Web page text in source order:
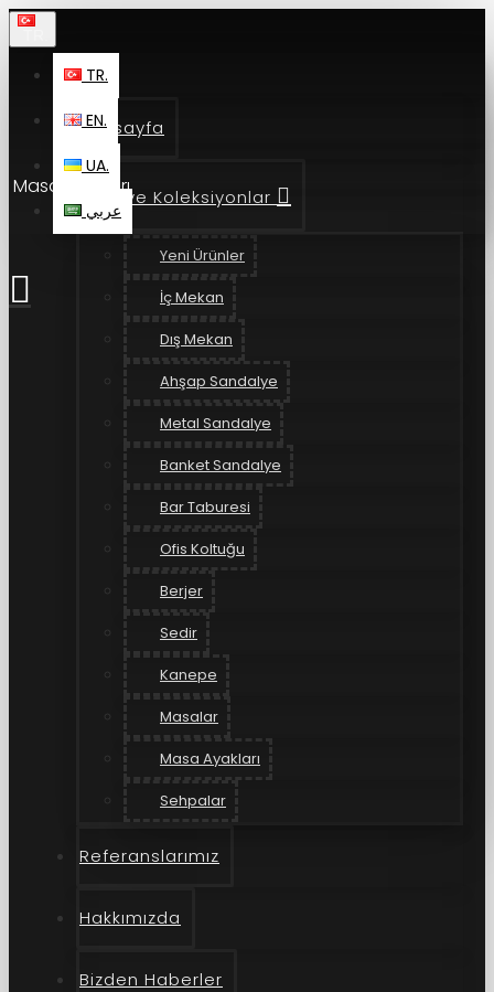
TR.
EN.
UA.
عربي
Anasayfa
Ürün ve Koleksiyonlar
Yeni Ürünler
İç Mekan
Dış Mekan
Ahşap Sandalye
Metal Sandalye
Banket Sandalye
Bar Taburesi
Ofis Koltuğu
Berjer
Sedir
Kanepe
Masalar
Masa Ayakları
Sehpalar
Referanslarımız
Hakkımızda
Bizden Haberler
Masa Ayakları